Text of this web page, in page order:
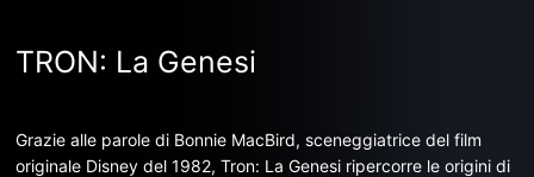
TRON: La Genesi
Grazie alle parole di Bonnie MacBird, sceneggiatrice del film
originale Disney del 1982, Tron: La Genesi ripercorre le origini di